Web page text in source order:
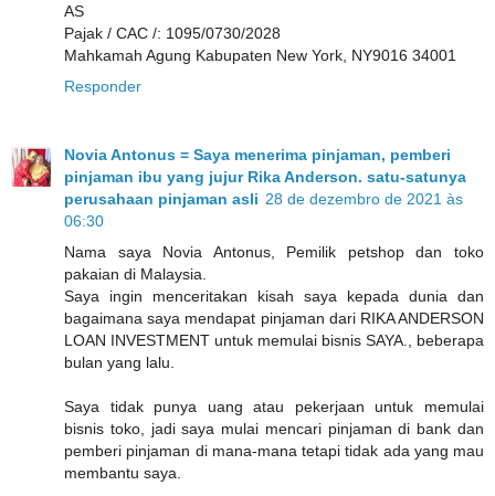
AS
Pajak / CAC /: 1095/0730/2028
Mahkamah Agung Kabupaten New York, NY9016 34001
Responder
Novia Antonus = Saya menerima pinjaman, pemberi
pinjaman ibu yang jujur Rika Anderson. satu-satunya
perusahaan pinjaman asli 28 de dezembro de 2021 às
06:30
Nama saya Novia Antonus, Pemilik petshop dan toko
pakaian di Malaysia.
Saya ingin menceritakan kisah saya kepada dunia dan
bagaimana saya mendapat pinjaman dari RIKA ANDERSON
LOAN INVESTMENT untuk memulai bisnis SAYA., beberapa
bulan yang lalu.
Saya tidak punya uang atau pekerjaan untuk memulai
bisnis toko, jadi saya mulai mencari pinjaman di bank dan
pemberi pinjaman di mana-mana tetapi tidak ada yang mau
membantu saya.